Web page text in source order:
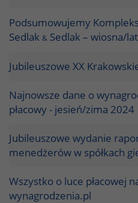
Podsumowujemy
Sedlak & Sedlak – wiosna/
Jubileuszowe XX
Najnowsze dane o
płacowy - jesień/zima 2024
Jubileuszowe wydanie
menedżerów w spółkach
Wszystko o luce płacowej
wynagrodzenia.pl